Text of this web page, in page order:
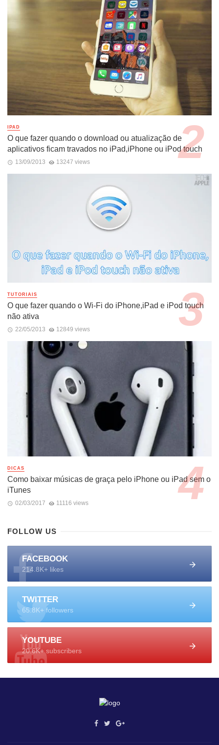
IPAD
O que fazer quando o download ou atualização de
aplicativos ficam travados no iPad,iPhone ou iPod touch
13/09/2013 13247 views
TUTORIAIS
O que fazer quando o Wi-Fi do iPhone,iPad e iPod touch
não ativa
22/05/2013 12849 views
DICAS
Como baixar músicas de graça pelo iPhone ou iPad sem o
iTunes
02/03/2017 11116 views
FOLLOW US
FACEBOOK
214.8K+ likes
TWITTER
65.8K+ followers
YOUTUBE
20.6K+ subscribers